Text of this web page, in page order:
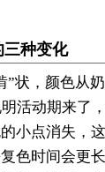
三种变化
”状，颜色从
活动期来了
小点消失，
色时间会更